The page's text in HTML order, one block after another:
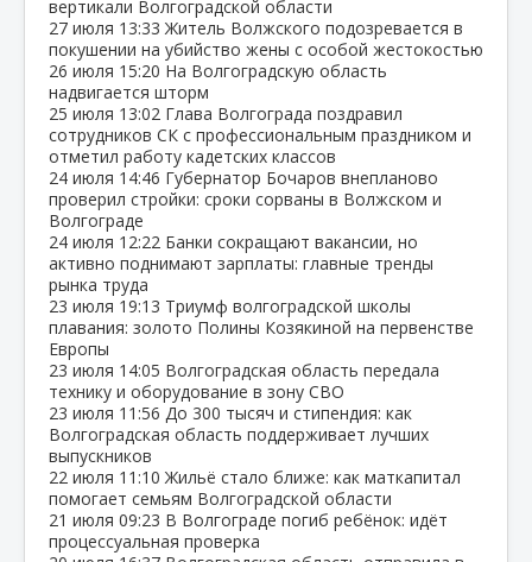
вертикали Волгоградской области
27 июля 13:33 Житель Волжского подозревается в
покушении на убийство жены с особой жестокостью
26 июля 15:20 На Волгоградскую область
надвигается шторм
25 июля 13:02 Глава Волгограда поздравил
сотрудников СК с профессиональным праздником и
отметил работу кадетских классов
24 июля 14:46 Губернатор Бочаров внепланово
проверил стройки: сроки сорваны в Волжском и
Волгограде
24 июля 12:22 Банки сокращают вакансии, но
активно поднимают зарплаты: главные тренды
рынка труда
23 июля 19:13 Триумф волгоградской школы
плавания: золото Полины Козякиной на первенстве
Европы
23 июля 14:05 Волгоградская область передала
технику и оборудование в зону СВО
23 июля 11:56 До 300 тысяч и стипендия: как
Волгоградская область поддерживает лучших
выпускников
22 июля 11:10 Жильё стало ближе: как маткапитал
помогает семьям Волгоградской области
21 июля 09:23 В Волгограде погиб ребёнок: идёт
процессуальная проверка